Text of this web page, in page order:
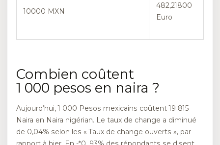
10000 MXN
482,21800
Euro
Combien coûtent
1 000 pesos en naira ?
Aujourd’hui, 1 000 Pesos mexicains coûtent 19 815
Naira en Naira nigérian. Le taux de change a diminué
de 0,04% selon les « Taux de change ouverts », par